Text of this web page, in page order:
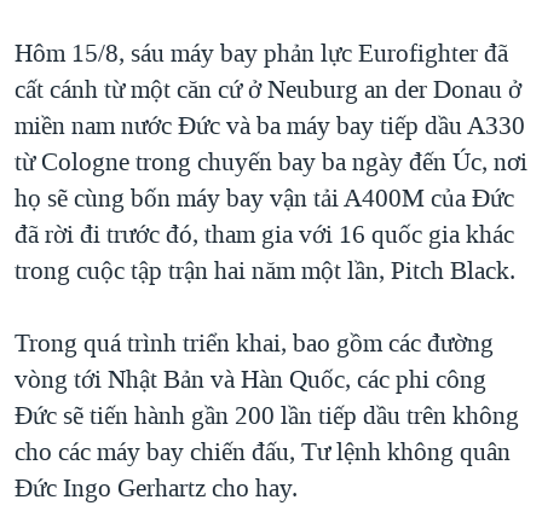
Hôm 15/8, sáu máy bay phản lực Eurofighter đã
cất cánh từ một căn cứ ở Neuburg an der Donau ở
miền nam nước Đức và ba máy bay tiếp dầu A330
từ Cologne trong chuyến bay ba ngày đến Úc, nơi
họ sẽ cùng bốn máy bay vận tải A400M của Đức
đã rời đi trước đó, tham gia với 16 quốc gia khác
trong cuộc tập trận hai năm một lần, Pitch Black.
Trong quá trình triển khai, bao gồm các đường
vòng tới Nhật Bản và Hàn Quốc, các phi công
Đức sẽ tiến hành gần 200 lần tiếp dầu trên không
cho các máy bay chiến đấu, Tư lệnh không quân
Đức Ingo Gerhartz cho hay.